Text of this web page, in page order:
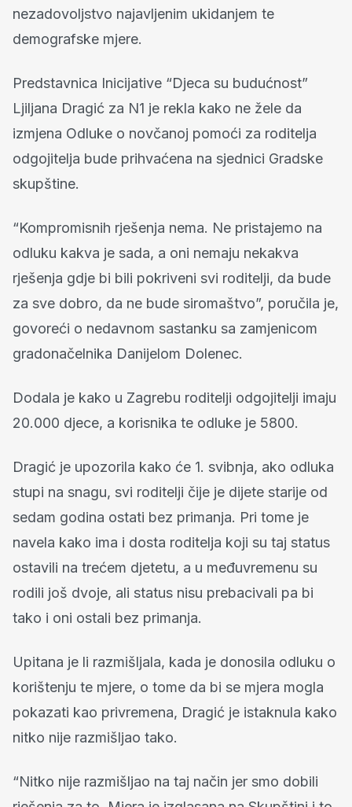
nezadovoljstvo najavljenim ukidanjem te
demografske mjere.
Predstavnica Inicijative “Djeca su budućnost”
Ljiljana Dragić za N1 je rekla kako ne žele da
izmjena Odluke o novčanoj pomoći za roditelja
odgojitelja bude prihvaćena na sjednici Gradske
skupštine.
“Kompromisnih rješenja nema. Ne pristajemo na
odluku kakva je sada, a oni nemaju nekakva
rješenja gdje bi bili pokriveni svi roditelji, da bude
za sve dobro, da ne bude siromaštvo”, poručila je,
govoreći o nedavnom sastanku sa zamjenicom
gradonačelnika Danijelom Dolenec.
Dodala je kako u Zagrebu roditelji odgojitelji imaju
20.000 djece, a korisnika te odluke je 5800.
Dragić je upozorila kako će 1. svibnja, ako odluka
stupi na snagu, svi roditelji čije je dijete starije od
sedam godina ostati bez primanja. Pri tome je
navela kako ima i dosta roditelja koji su taj status
ostavili na trećem djetetu, a u međuvremenu su
rodili još dvoje, ali status nisu prebacivali pa bi
tako i oni ostali bez primanja.
Upitana je li razmišljala, kada je donosila odluku o
korištenju te mjere, o tome da bi se mjera mogla
pokazati kao privremena, Dragić je istaknula kako
nitko nije razmišljao tako.
“Nitko nije razmišljao na taj način jer smo dobili